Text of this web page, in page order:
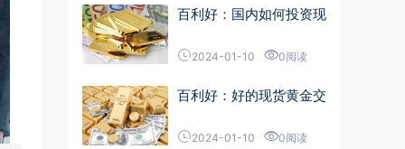
百利好：国内如何投资现
2024-01-10 0阅读
百利好：好的现货黄金交
2024-01-10 0阅读